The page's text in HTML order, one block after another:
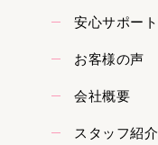
安心サポート
お客様の声
会社概要
スタッフ紹介